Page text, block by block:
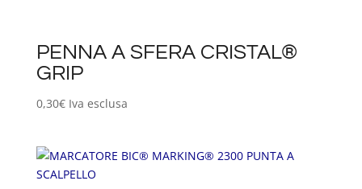
PENNA A SFERA CRISTAL®
GRIP
0,30€ Iva esclusa